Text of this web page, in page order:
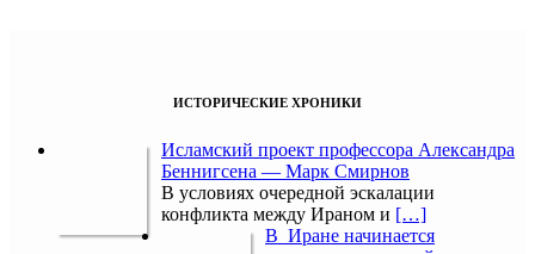
ИСТОРИЧЕСКИЕ ХРОНИКИ
Исламский проект профессора Александра
Беннигсена — Марк Смирнов
В условиях очередной эскалации
конфликта между Ираном и […]
В Иране начинается